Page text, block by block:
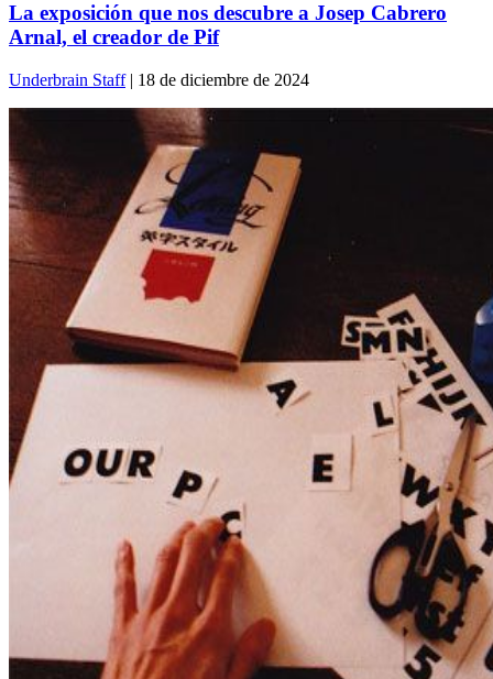
La exposición que nos descubre a Josep Cabrero
Arnal, el creador de Pif
Underbrain Staff| 18 de diciembre de 2024